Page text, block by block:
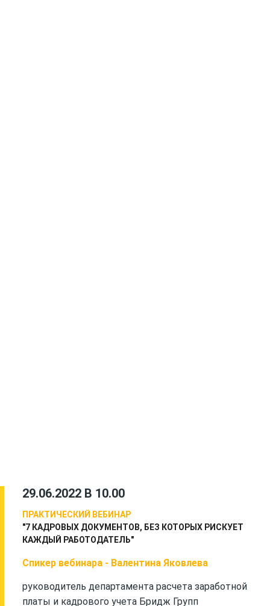
29.06.2022 В 10.00
ПРАКТИЧЕСКИЙ ВЕБИНАР
"7 КАДРОВЫХ ДОКУМЕНТОВ, БЕЗ КОТОРЫХ РИСКУЕТ
КАЖДЫЙ РАБОТОДАТЕЛЬ"
Спикер вебинара - Валентина Яковлева
руководитель департамента расчета заработной
платы и кадрового учета Бридж Групп